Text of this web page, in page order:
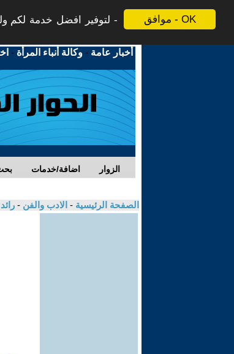
موافق - OK
لتوفير افضل خدمة لكم
أخبار عامة -وكالة أنباء المرأة -
اضافة/خدمات الزوار
الصفحة الرئيسية - الادب والفن -